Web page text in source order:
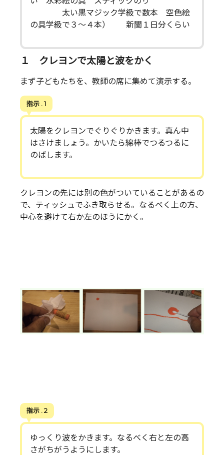
太い黒マジック学級で数本 空色絵
の具学級で３～４本） 新聞１日分くらい
１ クレヨンで太陽と波をかく
まず子どもたちを、教師の席に集めて演示する。
指示 . 1
太陽をクレヨンでぐりぐりかきます。真ん中
はさけましょう。かいたら綿棒でつるつるに
のばします。
クレヨンの先には別の色がついていることがあるの
で、ティッシュでふき取らせる。なるべく上の方、
中心を避けて右か左のほうにかく。
指示 . 2
ゆっくり波をかきます。なるべく右と左の高
さがちがうようにします。